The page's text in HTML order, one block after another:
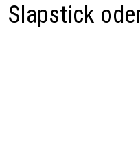
Slapstick